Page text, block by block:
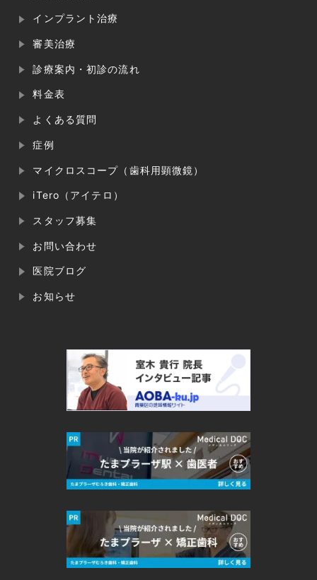
インプラント治療
審美治療
診療案内・初診の流れ
料金表
よくある質問
症例
マイクロスコープ（歯科用顕微鏡）
iTero（アイテロ）
スタッフ募集
お問い合わせ
医院ブログ
お知らせ